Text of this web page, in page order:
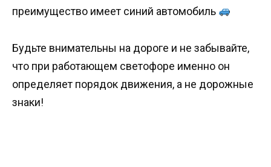
преимущество имеет синий автомобиль
Будьте внимательны на дороге и не забывайте,
что при работающем светофоре именно он
определяет порядок движения, а не дорожные
знаки!